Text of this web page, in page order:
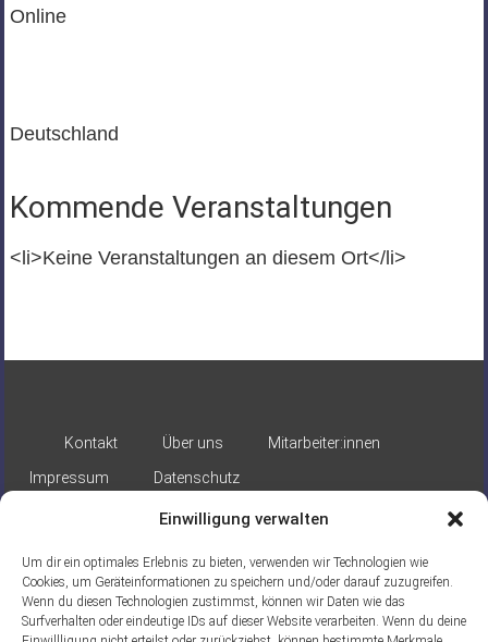
Einwilligung verwalten
Um dir ein optimales Erlebnis zu bieten, verwenden wir Technologien wie
Cookies, um Geräteinformationen zu speichern und/oder darauf zuzugreifen.
Wenn du diesen Technologien zustimmst, können wir Daten wie das
Surfverhalten oder eindeutige IDs auf dieser Website verarbeiten. Wenn du deine
Online
Deutschland
Kommende Veranstaltungen
<li>Keine Veranstaltungen an diesem Ort</li>
Kontakt Über uns
Mitarbeiter:innen
Impressum
Datenschutz